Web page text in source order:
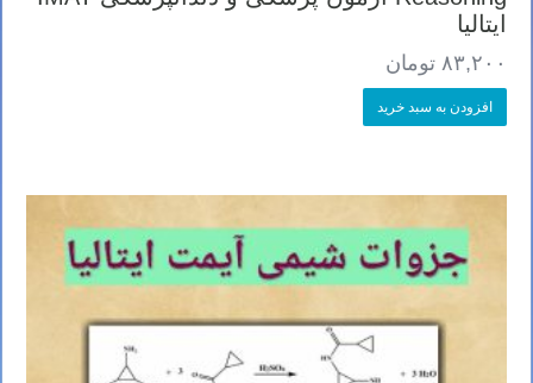
ایتالیا
۸۳,۲۰۰ تومان
افزودن به سبد خرید